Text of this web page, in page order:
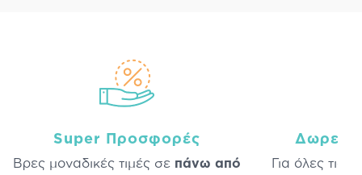
Super Προσφορές
Βρες μοναδικές τιμές σε πάνω από
Δωρεάν
Για όλες τις